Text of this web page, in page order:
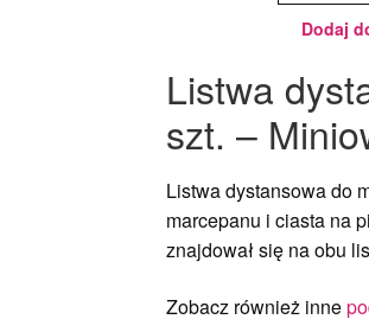
Dodaj
Listwa
szt. –
Listwa dystansowa do
marcepanu i ciasta na
znajdował się na obu
Zobacz również inne